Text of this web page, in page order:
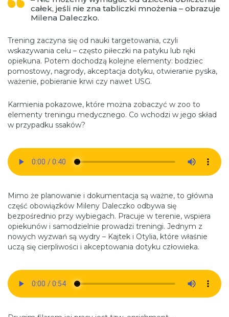
całek, jeśli nie zna tabliczki mnożenia – obrazuje
Milena Daleczko.
Trening zaczyna się od nauki targetowania, czyli
wskazywania celu – często piłeczki na patyku lub ręki
opiekuna. Potem dochodzą kolejne elementy: bodziec
pomostowy, nagrody, akceptacja dotyku, otwieranie pyska,
ważenie, pobieranie krwi czy nawet USG.
Karmienia pokazowe, które można zobaczyć w zoo to
elementy treningu medycznego. Co wchodzi w jego skład
w przypadku ssaków?
Mimo że planowanie i dokumentacja są ważne, to główna
część obowiązków Mileny Daleczko odbywa się
bezpośrednio przy wybiegach. Pracuje w terenie, wspiera
opiekunów i samodzielnie prowadzi treningi. Jednym z
nowych wyzwań są wydry – Kajtek i Otylia, które właśnie
uczą się cierpliwości i akceptowania dotyku człowieka.